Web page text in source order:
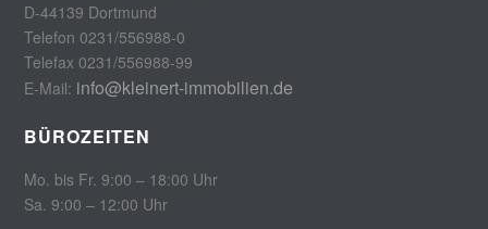
D-44139 Dortmund
Telefon 0231/556988-0
Telefax 0231/556988-99
E-Mail: info@kleinert-immobilien.de
BÜROZEITEN
Mo. bis Fr. 9:00 – 18:00 Uhr
Sa. 9:00 – 12:00 Uhr